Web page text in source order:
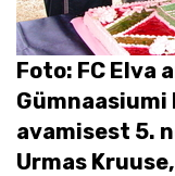
Foto: FC Elva
avamisest 5.
Urmas